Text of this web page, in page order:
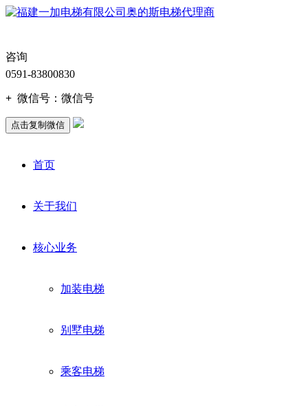
咨询
0591-83800830
+ 微信号： 微信号
点击复制微信
首页
关于我们
核心业务
加装电梯
别墅电梯
乘客电梯